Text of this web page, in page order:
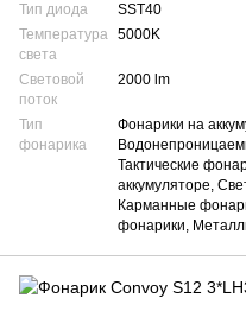
Тип диода
SST40
Температура
света
5000K
Световой
поток
2000 lm
Тип
фонарика
Фонарики на
Тактические
аккумуляторе,
Карманные
фонарики,